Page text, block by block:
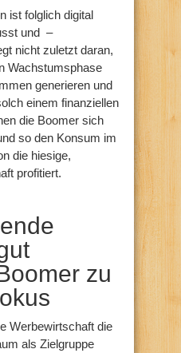
ist folglich digital
und –
nicht zuletzt daran,
Wachstumsphase
generieren und
einem finanziellen
die Boomer sich
so den Konsum im
die hiesige,
profitiert.
zu
Werbewirtschaft die
als Zielgruppe